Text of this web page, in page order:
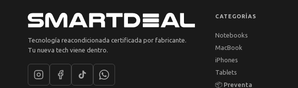
Tecnología reacondicionada certificada por fabricante.
Tu nueva tech viene dentro.
CATEGORÍAS
Notebooks
MacBook
iPhones
Tablets
📦 Preventa